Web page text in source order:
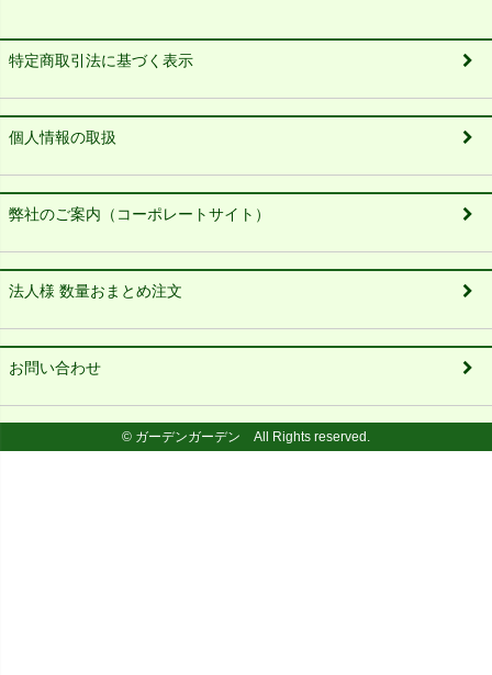
特定商取引法に基づく表示
個人情報の取扱
弊社のご案内（コーポレートサイト）
法人様 数量おまとめ注文
お問い合わせ
© ガーデンガーデン All Rights reserved.